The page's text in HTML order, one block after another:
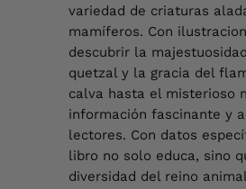
variedad de criaturas
mamíferos. Con
descubrir la
quetzal y la gracia del
calva hasta el misterioso
información fascinante y
lectores. Con datos
libro no solo educa, sino
diversidad del reino